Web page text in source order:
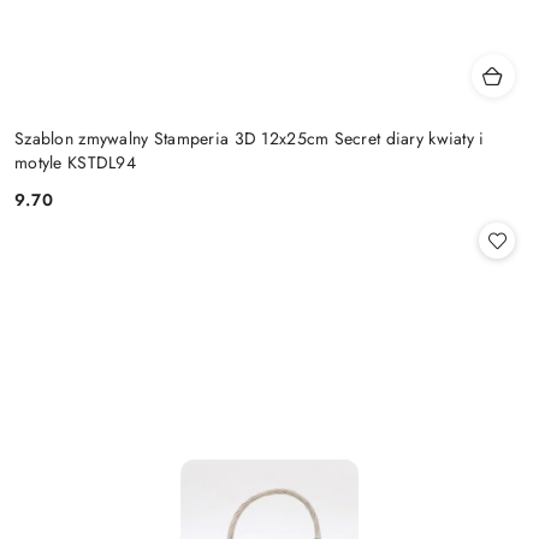
Szablon zmywalny Stamperia 3D 12x25cm Secret diary kwiaty i
motyle KSTDL94
Cena:
9.70